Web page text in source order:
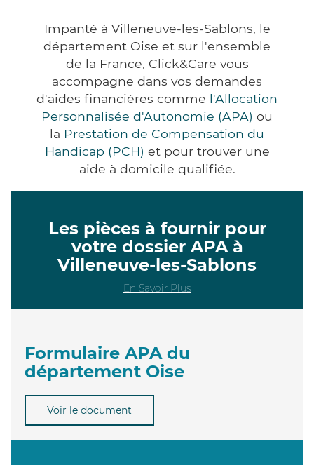
Impanté à Villeneuve-les-Sablons, le
département Oise et sur l'ensemble
de la France, Click&Care vous
accompagne dans vos demandes
d'aides financières comme l'Allocation
Personnalisée d'Autonomie (APA) ou
la Prestation de Compensation du
Handicap (PCH) et pour trouver une
aide à domicile qualifiée.
Les pièces à fournir pour
votre dossier APA à
Villeneuve-les-Sablons
En Savoir Plus
Formulaire APA du
département Oise
Voir le document